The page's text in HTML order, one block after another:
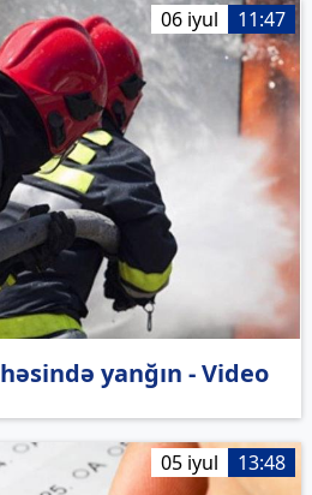
06 iyul 11:47
yanğın - Video
05 iyul 13:48